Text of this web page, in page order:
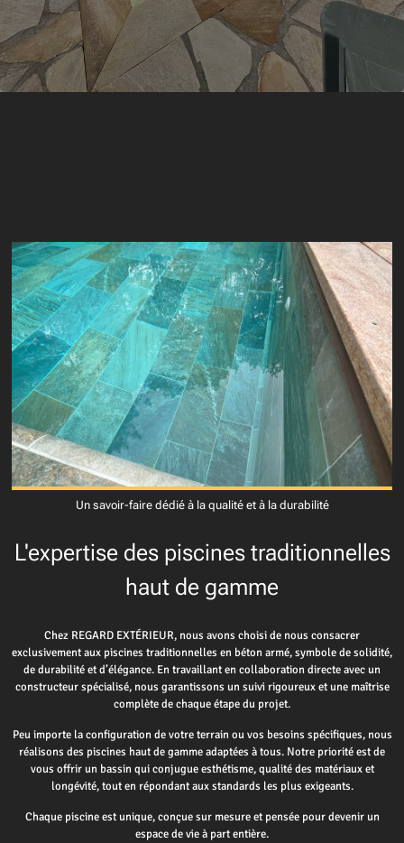
Un savoir-faire dédié à la qualité et à la durabilité
L'expertise des piscines traditionnelles
haut de gamme
Chez REGARD EXTÉRIEUR, nous avons choisi de nous consacrer
exclusivement aux piscines traditionnelles en béton armé, symbole de solidité,
de durabilité et d’élégance. En travaillant en collaboration directe avec un
constructeur spécialisé, nous garantissons un suivi rigoureux et une maîtrise
complète de chaque étape du projet.
Peu importe la configuration de votre terrain ou vos besoins spécifiques, nous
réalisons des piscines haut de gamme adaptées à tous. Notre priorité est de
vous offrir un bassin qui conjugue esthétisme, qualité des matériaux et
longévité, tout en répondant aux standards les plus exigeants.
Chaque piscine est unique, conçue sur mesure et pensée pour devenir un
espace de vie à part entière.